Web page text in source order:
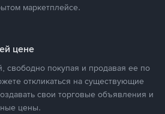
маркетплейсе.
цене
свободно покупая и продавая ее по
откликаться на существующие
свои торговые объявления и
цены.